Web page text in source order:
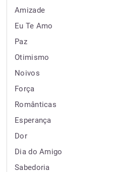
Amizade
Eu Te Amo
Paz
Otimismo
Noivos
Força
Românticas
Esperança
Dor
Dia do Amigo
Sabedoria